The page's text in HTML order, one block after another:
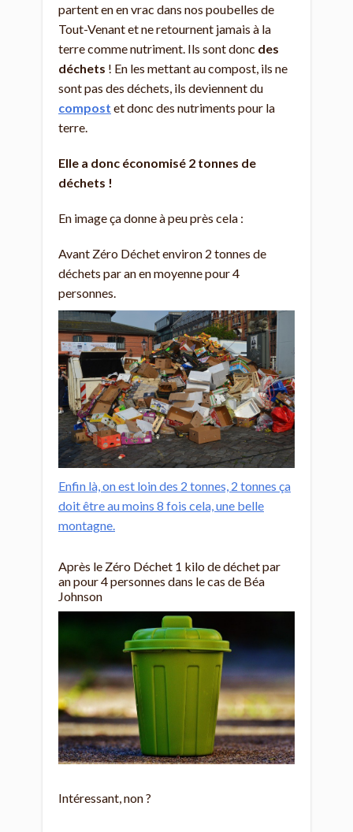
partent en en vrac dans nos poubelles de
Tout-Venant et ne retournent jamais à la
terre comme nutriment. Ils sont donc des
déchets ! En les mettant au compost, ils ne
sont pas des déchets, ils deviennent du
compost et donc des nutriments pour la
terre.
Elle a donc économisé 2 tonnes de
déchets !
En image ça donne à peu près cela :
Avant Zéro Déchet environ 2 tonnes de
déchets par an en moyenne pour 4
personnes.
Enfin là, on est loin des 2 tonnes, 2 tonnes ça
doit être au moins 8 fois cela, une belle
montagne.
Après le Zéro Déchet 1 kilo de déchet par
an pour 4 personnes dans le cas de Béa
Johnson
Intéressant, non ?